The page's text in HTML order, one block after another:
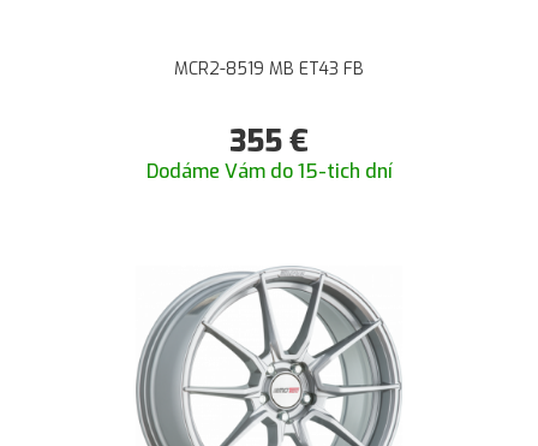
MCR2-8519 MB ET43 FB
355€
Dodáme Vám do 15-tich dní